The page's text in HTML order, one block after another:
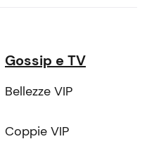
Gossip e TV
Bellezze VIP
Coppie VIP